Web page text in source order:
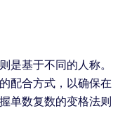
是基于不同的人称。
配合方式，以确保在
单数复数的变格法则